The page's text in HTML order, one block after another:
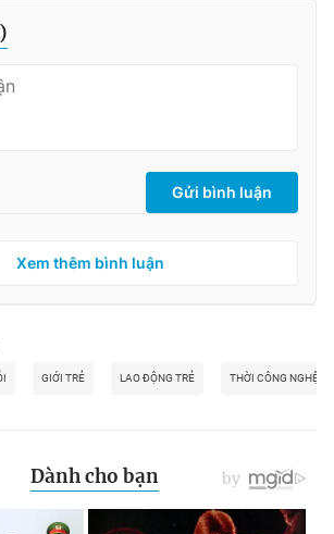
)
Gửi bình luận
Xem thêm bình luận
GIỚI TRẺ LAO ĐỘNG TRẺ THỜI CÔNG NGHỆ